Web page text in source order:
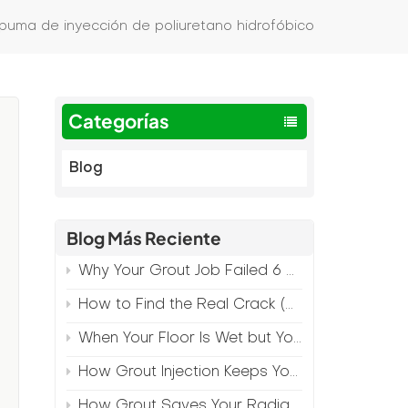
de inyección de poliuretano hidrofóbico
Categorías
Blog
Blog Más Reciente
Why Your Grout Job Failed 6 Months Later (And How to Prevent It)
How to Find the Real Crack (Because What You See Isn't Always the Source)
When Your Floor Is Wet but Your Crack Is Dry
How Grout Injection Keeps Your Retail Floors Looking Fresh